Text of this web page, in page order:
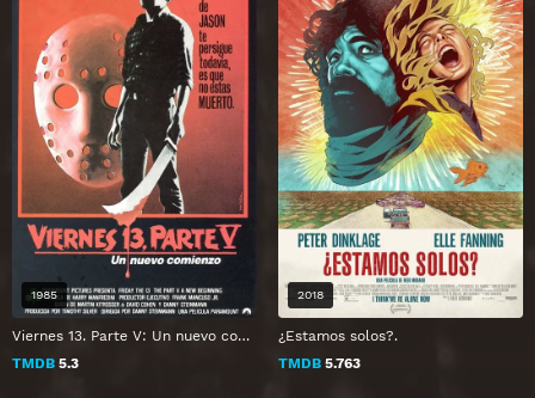
Viernes 13. Parte V: Un nuevo comienzo
TMDB 5.3
1985
¿Estamos solos?.
TMDB 5.763
2018